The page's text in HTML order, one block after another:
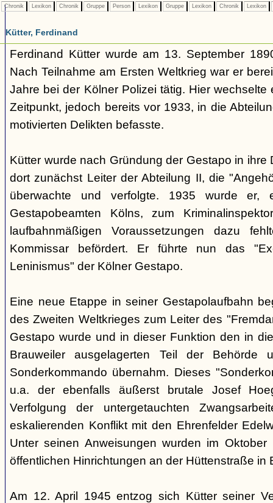
Chronik Lexikon Chronik Gruppe Person Lexikon Gruppe Lexikon Chronik Lexikon
Kütter, Ferdinand
Ferdinand Kütter wurde am 13. September
Nach Teilnahme am Ersten Weltkrieg war er
Jahre bei der Kölner Polizei tätig. Hier
Zeitpunkt, jedoch bereits vor 1933, in die
motivierten Delikten befasste.
Kütter wurde nach Gründung der Gestapo in ihre
dort zunächst Leiter der Abteilung II, die
überwachte und verfolgte. 1935 wurde er,
Gestapobeamten Kölns, zum
laufbahnmäßigen Voraussetzungen dazu
Kommissar befördert. Er führte nun das
Leninismus" der Kölner Gestapo.
Eine neue Etappe in seiner Gestapolaufbahn
des Zweiten Weltkrieges zum Leiter des
Gestapo wurde und in dieser Funktion den in
Brauweiler ausgelagerten Teil der Behörde
Sonderkommando übernahm. Dieses
u.a. der ebenfalls äußerst brutale Josef
Verfolgung der untergetauchten
eskalierenden Konflikt mit den Ehrenfelder
Unter seinen Anweisungen wurden im
öffentlichen Hinrichtungen an der Hüttenstraße in
Am 12. April 1945 entzog sich Kütter seiner